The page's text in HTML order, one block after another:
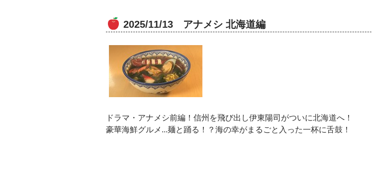
2025/11/13 アナメシ 北海道編
ドラマ・アナメシ前編！信州を飛び出し伊東陽司がついに北海道へ！
豪華海鮮グルメ...麺と踊る！？海の幸がまるごと入った一杯に舌鼓！